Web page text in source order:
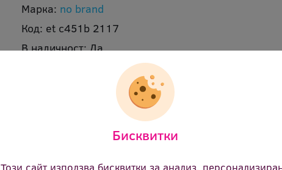
Марка: no brand
Код: et c451b 2117
В наличност:Да
40000
Оцени продукта
79.80 € (156.08 лв.)
Бисквитки